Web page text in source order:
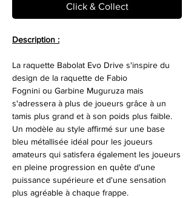
Click & Collect
Description :
La raquette Babolat Evo Drive s'inspire du
design de la raquette de Fabio
Fognini ou Garbine Muguruza mais
s'adressera à plus de joueurs grâce à un
tamis plus grand et à son poids plus faible.
Un modèle au style affirmé sur une base
bleu métallisée idéal pour les joueurs
amateurs qui satisfera également les joueurs
en pleine progression en quête d'une
puissance supérieure et d'une sensation
plus agréable à chaque frappe.